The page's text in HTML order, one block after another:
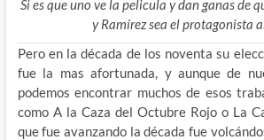
Si es que uno ve la pelicula y dan ganas de
y Ramírez sea el protagonista
Pero en la década de los noventa su
fue la mas afortunada, y aunque de
podemos encontrar muchos de esos
como A la Caza del Octubre Rojo o La
que fue avanzando la década fue